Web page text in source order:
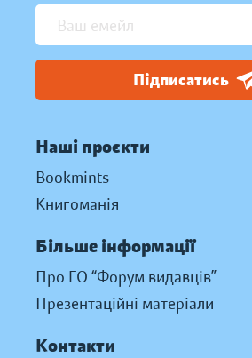
Підписатись
Наші проєкти
Bookmints
Книгоманія
Більше інформації
Про ГО “Форум видавців”
Презентаційні матеріали
Контакти